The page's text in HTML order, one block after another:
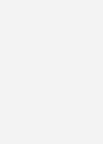
für Hitachi-
Partnerschaft der beiden
ist eine Marke der Bosch
Vertrieb und Marketing bei
zukünftig auch die
Laut
Marktposition durch ein
der Partner